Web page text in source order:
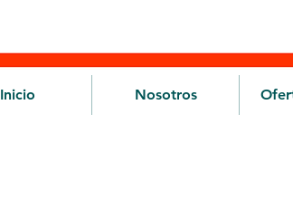
Inicio Nosotros